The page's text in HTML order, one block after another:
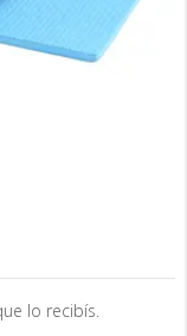
lo recibís.
de tu